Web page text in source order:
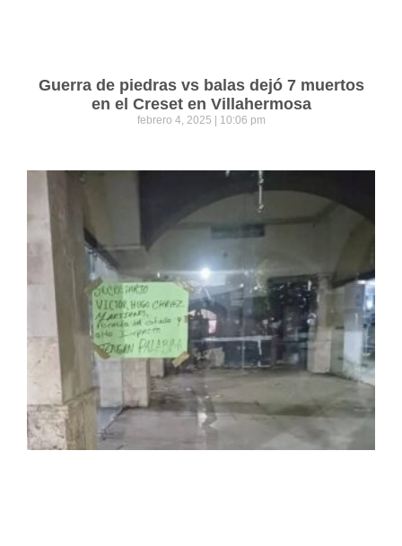
Guerra de piedras vs balas dejó 7 muertos
en el Creset en Villahermosa
febrero 4, 2025 10:06 pm